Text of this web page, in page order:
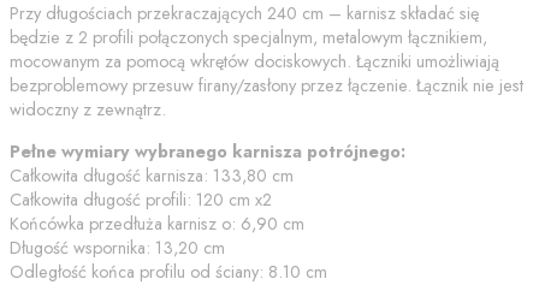
Przy długościach przekraczających 240 cm – karnisz składać się
będzie z 2 profili połączonych specjalnym, metalowym łącznikiem,
mocowanym za pomocą wkrętów dociskowych. Łączniki umożliwiają
bezproblemowy przesuw firany/zasłony przez łączenie. Łącznik nie jest
widoczny z zewnątrz.
Pełne wymiary wybranego karnisza potrójnego:
Całkowita długość karnisza: 133,80 cm
Całkowita długość profili: 120 cm x2
Końcówka przedłuża karnisz o: 6,90 cm
Długość wspornika: 13,20 cm
Odległość końca profilu od ściany: 8.10 cm